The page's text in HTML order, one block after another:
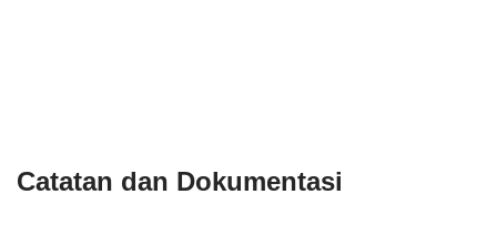
Catatan dan Dokumentasi